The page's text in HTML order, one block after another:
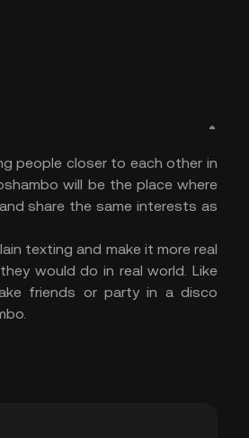
people closer to each other in
will be the place where
share the same interests as
texting and make it more real
would do in real world. Like
friends or party in a disco